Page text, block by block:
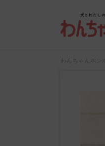
わんちゃんホンポ